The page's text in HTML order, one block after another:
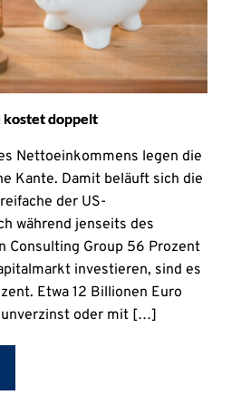
kostet doppelt
Nettoeinkommens legen die
Kante. Damit beläuft sich die
der US-
während jenseits des
Consulting Group 56 Prozent
investieren, sind es
Etwa 12 Billionen Euro
unverzinst oder mit […]